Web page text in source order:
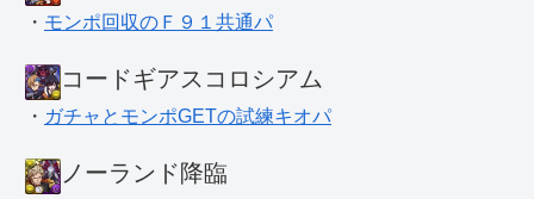
・ モンポ回収のＦ９１共通パ
コードギアスコロシアム
・ ガチャとモンポGETの試練キオパ
ノーランド降臨